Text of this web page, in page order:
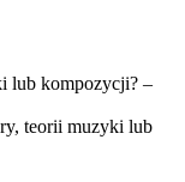
lub kompozycji? –
teorii muzyki lub